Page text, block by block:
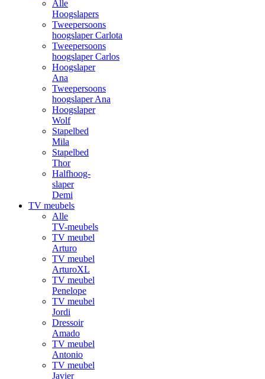
Alle
Hoogslapers
Tweepersoons
hoogslaper Carlota
Tweepersoons
hoogslaper Carlos
Hoogslaper
Ana
Tweepersoons
hoogslaper Ana
Hoogslaper
Wolf
Stapelbed
Mila
Stapelbed
Thor
Halfhoog-
slaper
Demi
TV meubels
Alle
TV-meubels
TV meubel
Arturo
TV meubel
ArturoXL
TV meubel
Penelope
TV meubel
Jordi
Dressoir
Amado
TV meubel
Antonio
TV meubel
Javier